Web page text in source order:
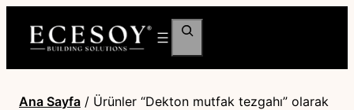
Ara
Ana Sayfa / Ürünler “Dekton mutfak tezgahı” olarak